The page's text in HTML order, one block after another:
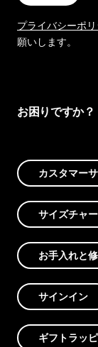
プライバシーポ
願いします。
お困りですか？
カスタマー
サイズチャ
お手入れと
サインイン
ギフトラッ